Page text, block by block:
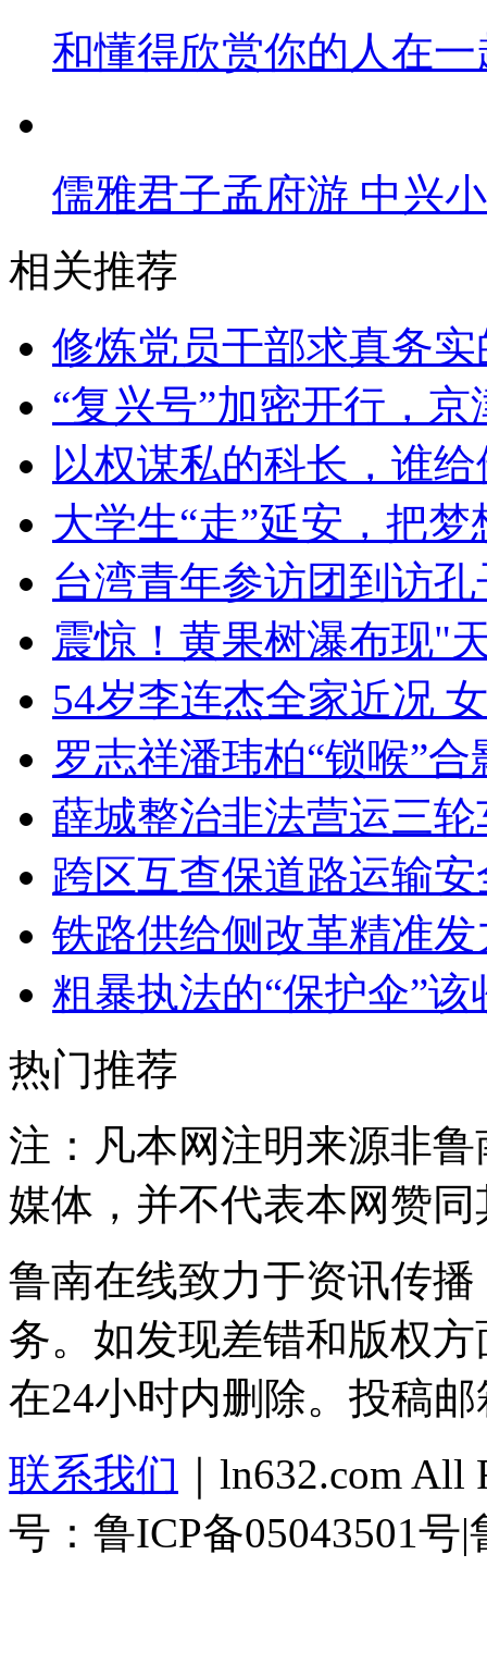
和懂得欣赏你的人在
儒雅君子孟府游 中兴
相关推荐
修炼党员干部求真务
“复兴号”加密开行，
以权谋私的科长，谁
大学生“走”延安，把
台湾青年参访团到访
震惊！黄果树瀑布现"
54岁李连杰全家近况
罗志祥潘玮柏“锁喉”
薛城整治非法营运三轮
跨区互查保道路运输安
铁路供给侧改革精准
粗暴执法的“保护伞”该
热门推荐
注：凡本网注明来源非
媒体，并不代表本网赞
鲁南在线致力于资讯传
务。如发现差错和版权
在24小时内删除。投稿
联系我们 ｜ln632.com
号：鲁ICP备05043501号